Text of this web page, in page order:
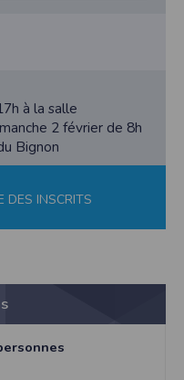
à la salle
2 février de 8h
Bignon
DES INSCRITS